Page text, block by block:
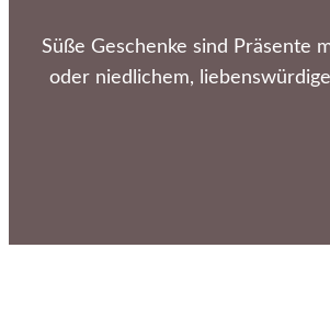
Süße Geschenke sind Präsente
oder niedlichem,